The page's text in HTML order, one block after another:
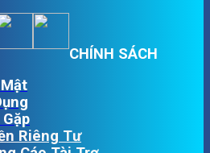
CHÍNH SÁCH
Riêng Tư